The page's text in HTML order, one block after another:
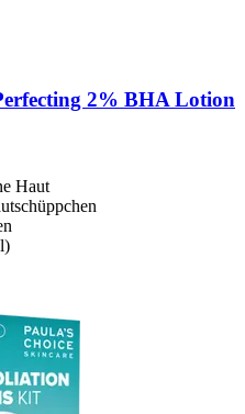
2% BHA Lotion
Haut